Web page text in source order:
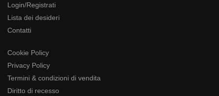
Login/Registrati
Lista dei desideri
Contatti
Cookie Policy
Privacy Policy
Termini & condizioni di vendita
Diritto di recesso